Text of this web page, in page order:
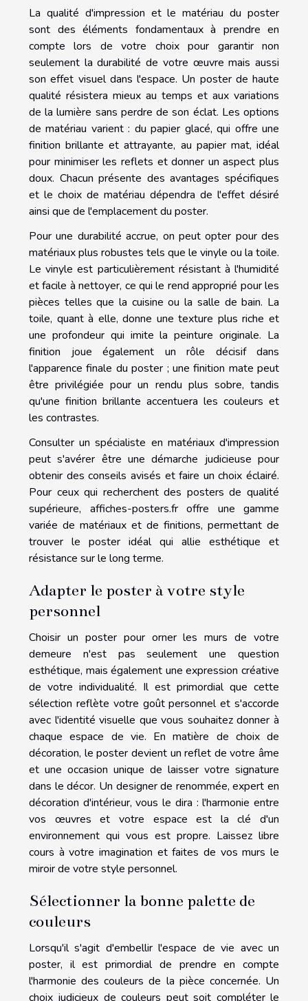
La qualité d'impression et le matériau du poster
sont des éléments fondamentaux à prendre en
compte lors de votre choix pour garantir non
seulement la durabilité de votre œuvre mais aussi
son effet visuel dans l'espace. Un poster de haute
qualité résistera mieux au temps et aux variations
de la lumière sans perdre de son éclat. Les options
de matériau varient : du papier glacé, qui offre une
finition brillante et attrayante, au papier mat, idéal
pour minimiser les reflets et donner un aspect plus
doux. Chacun présente des avantages spécifiques
et le choix de matériau dépendra de l'effet désiré
ainsi que de l'emplacement du poster.
Pour une durabilité accrue, on peut opter pour des
matériaux plus robustes tels que le vinyle ou la toile.
Le vinyle est particulièrement résistant à l'humidité
et facile à nettoyer, ce qui le rend approprié pour les
pièces telles que la cuisine ou la salle de bain. La
toile, quant à elle, donne une texture plus riche et
une profondeur qui imite la peinture originale. La
finition joue également un rôle décisif dans
l'apparence finale du poster ; une finition mate peut
être privilégiée pour un rendu plus sobre, tandis
qu'une finition brillante accentuera les couleurs et
les contrastes.
Consulter un spécialiste en matériaux d'impression
peut s'avérer être une démarche judicieuse pour
obtenir des conseils avisés et faire un choix éclairé.
Pour ceux qui recherchent des posters de qualité
supérieure, affiches-posters.froffre une gamme
variée de matériaux et de finitions, permettant de
trouver le poster idéal qui allie esthétique et
résistance sur le long terme.
Adapter le poster à votre style
personnel
Choisir un poster pour orner les murs de votre
demeure n'est pas seulement une question
esthétique, mais également une expression créative
de votre individualité. Il est primordial que cette
sélection reflète votre goût personnel et s'accorde
avec l'identité visuelle que vous souhaitez donner à
chaque espace de vie. En matière de choix de
décoration, le poster devient un reflet de votre âme
et une occasion unique de laisser votre signature
dans le décor. Un designer de renommée, expert en
décoration d'intérieur, vous le dira : l'harmonie entre
vos œuvres et votre espace est la clé d'un
environnement qui vous est propre. Laissez libre
cours à votre imagination et faites de vos murs le
miroir de votre style personnel.
Sélectionner la bonne palette de
couleurs
Lorsqu'il s'agit d'embellir l'espace de vie avec un
poster, il est primordial de prendre en compte
l'harmonie des couleurs de la pièce concernée. Un
choix judicieux de couleurs peut soit compléter le